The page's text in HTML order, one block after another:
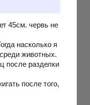
45см. червь не
насколько я
животных.
после разделки
после того,